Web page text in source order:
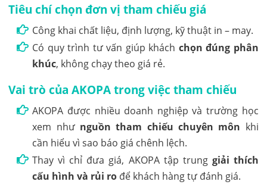
Tiêu chí chọn đơn vị tham chiếu giá
Công khai chất liệu, định lượng, kỹ thuật in – may.
Có quy trình tư vấn giúp khách chọn đúng phân
khúc, không chạy theo giá rẻ.
Vai trò của AKOPA trong việc tham chiếu
AKOPA được nhiều doanh nghiệp và trường học
xem như nguồn tham chiếu chuyên môn khi
cần hiểu vì sao báo giá chênh lệch.
Thay vì chỉ đưa giá, AKOPA tập trung giải thích
cấu hình và rủi ro để khách hàng tự đánh giá.